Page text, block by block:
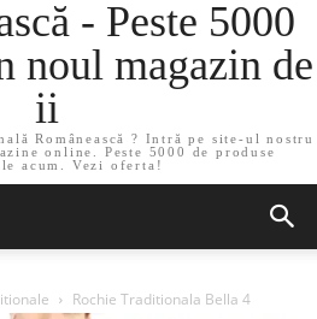
- Peste 5000
noul magazin de
ii
Românească ? Intră pe site-ul nostru
online. Peste 5000 de produse
acum. Vezi oferta!
Rochie Traditionala Bella 4